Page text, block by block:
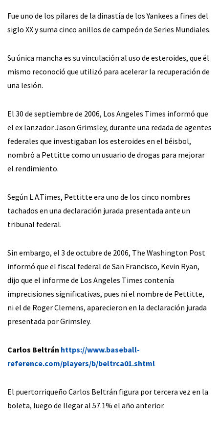
Fue uno de los pilares de la dinastía de los Yankees a fines del
siglo XX y suma cinco anillos de campeón de Series Mundiales.
Su única mancha es su vinculación al uso de esteroides, que él
mismo reconoció que utilizó para acelerar la recuperación de
una lesión.
El 30 de septiembre de 2006, Los Angeles Times informó que
el ex lanzador Jason Grimsley, durante una redada de agentes
federales que investigaban los esteroides en el béisbol,
nombró a Pettitte como un usuario de drogas para mejorar
el rendimiento.
Según L.A.Times, Pettitte era uno de los cinco nombres
tachados en una declaración jurada presentada ante un
tribunal federal.
Sin embargo, el 3 de octubre de 2006, The Washington Post
informó que el fiscal federal de San Francisco, Kevin Ryan,
dijo que el informe de Los Angeles Times contenía
imprecisiones significativas, pues ni el nombre de Pettitte,
ni el de Roger Clemens, aparecieron en la declaración jurada
presentada por Grimsley.
Carlos Beltrán https://www.baseball-
reference.com/players/b/beltrca01.shtml
El puertorriqueño Carlos Beltrán figura por tercera vez en la
boleta, luego de llegar al 57.1% el año anterior.